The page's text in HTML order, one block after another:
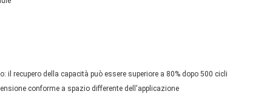
il recupero della capacità può essere superiore a 80% dopo 500 cicli
conforme a spazio differente dell'applicazione